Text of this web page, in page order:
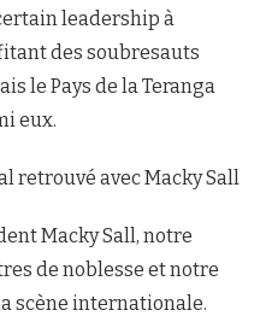
leadership à
des soubresauts
le Pays de la Teranga
eux.
retrouvé avec Macky Sall
Macky Sall, notre
de noblesse et notre
scène internationale.